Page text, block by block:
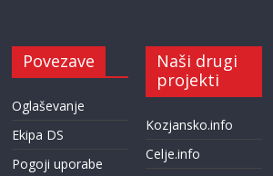
Povezave
Oglaševanje
Ekipa DS
Pogoji uporabe
Naši drugi
projekti
Kozjansko.info
Celje.info